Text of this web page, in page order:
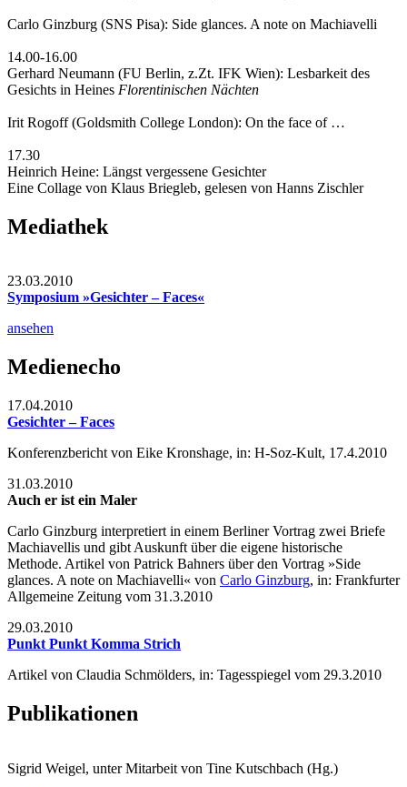
Carlo Ginzburg (SNS Pisa): Side glances. A note on Machiavelli
14.00-16.00
Gerhard Neumann (FU Berlin, z.Zt. IFK Wien): Lesbarkeit des
Gesichts in Heines Florentinischen Nächten
Irit Rogoff (Goldsmith College London): On the face of …
17.30
Heinrich Heine: Längst vergessene Gesichter
Eine Collage von Klaus Briegleb, gelesen von Hanns Zischler
Mediathek
23.03.2010
Symposium »Gesichter – Faces«
ansehen
Medienecho
17.04.2010
Gesichter – Faces
Konferenzbericht von Eike Kronshage, in: H-Soz-Kult, 17.4.2010
31.03.2010
Auch er ist ein Maler
Carlo Ginzburg interpretiert in einem Berliner Vortrag zwei Briefe
Machiavellis und gibt Auskunft über die eigene historische
Methode. Artikel von Patrick Bahners über den Vortrag »Side
glances. A note on Machiavelli« von Carlo Ginzburg, in: Frankfurter
Allgemeine Zeitung vom 31.3.2010
29.03.2010
Punkt Punkt Komma Strich
Artikel von Claudia Schmölders, in: Tagesspiegel vom 29.3.2010
Publikationen
Sigrid Weigel, unter Mitarbeit von Tine Kutschbach (Hg.)